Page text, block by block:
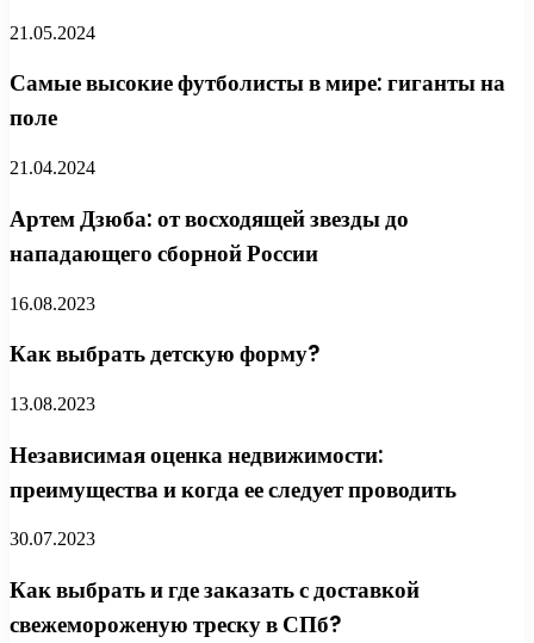
21.05.2024
Самые высокие футболисты в мире: гиганты на
поле
21.04.2024
Артем Дзюба: от восходящей звезды до
нападающего сборной России
16.08.2023
Как выбрать детскую форму?
13.08.2023
Независимая оценка недвижимости:
преимущества и когда ее следует проводить
30.07.2023
Как выбрать и где заказать с доставкой
свежемороженую треску в СПб?